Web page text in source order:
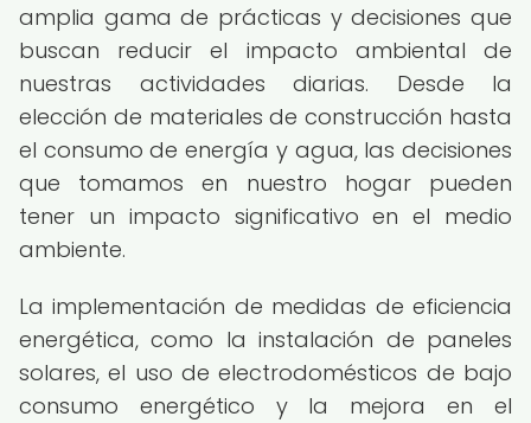
amplia gama de prácticas y decisiones que
buscan reducir el impacto ambiental de
nuestras actividades diarias. Desde la
elección de materiales de construcción hasta
el consumo de energía y agua, las decisiones
que tomamos en nuestro hogar pueden
tener un impacto significativo en el medio
ambiente.
La implementación de medidas de eficiencia
energética, como la instalación de paneles
solares, el uso de electrodomésticos de bajo
consumo energético y la mejora en el